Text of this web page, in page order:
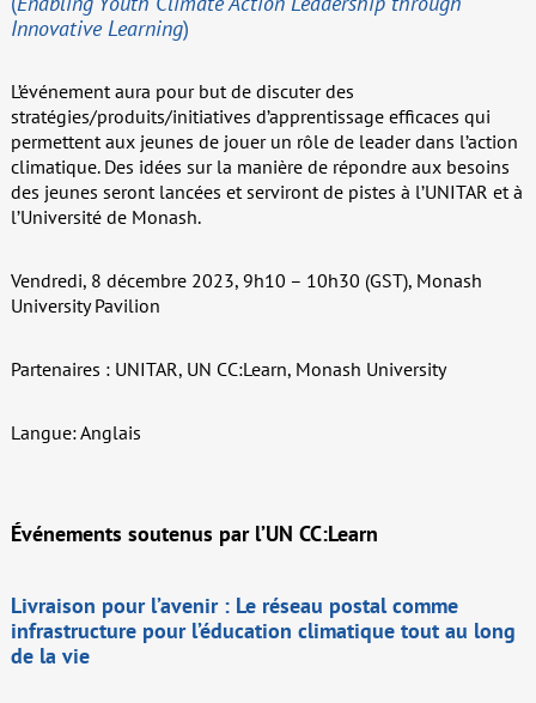
Innovative Learning)
L’événement aura pour but de discuter des
stratégies/produits/initiatives d’apprentissage efficaces qui
permettent aux jeunes de jouer un rôle de leader dans l’action
climatique. Des idées sur la manière de répondre aux besoins
des jeunes seront lancées et serviront de pistes à l’UNITAR et à
l’Université de Monash.
Vendredi, 8 décembre 2023, 9h10 – 10h30 (GST), Monash
University Pavilion
Partenaires : UNITAR, UN CC:Learn, Monash University
Langue: Anglais
Événements soutenus par l’UN CC:Learn
Livraison pour l’avenir : Le réseau postal comme
infrastructure pour l’éducation climatique tout au long
de la vie